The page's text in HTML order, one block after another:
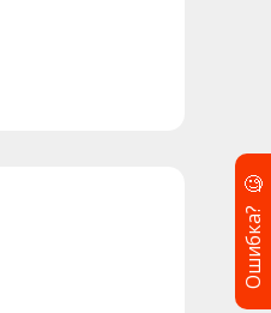
Ошибка?
🧐